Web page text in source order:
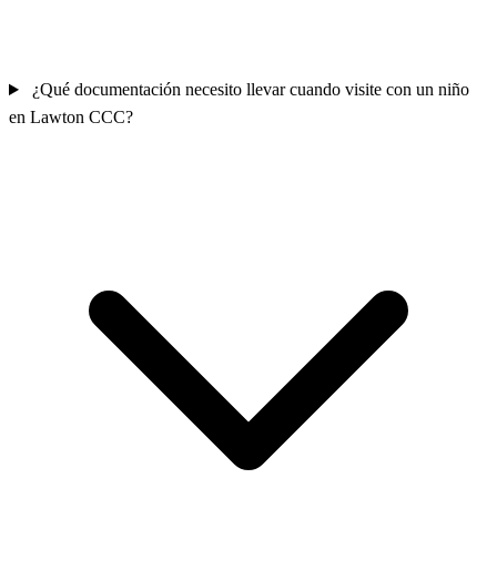
¿Qué documentación necesito llevar cuando visite con un niño
en Lawton CCC?